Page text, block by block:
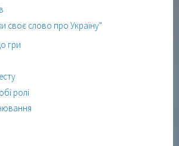
своє слово про Україну"
гри
ролі